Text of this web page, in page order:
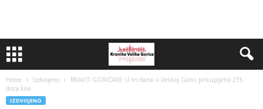
Home Izdvojeno
BRAVO GORIČANI: U tri dana u Velikoj Gorici prikupljeno 275
doza krvi
IZDVOJENO